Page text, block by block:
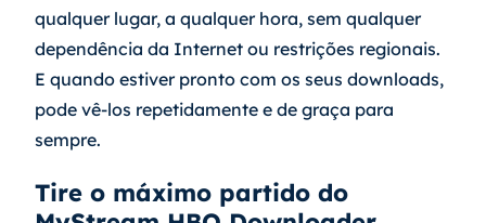
qualquer lugar, a qualquer hora, sem qualquer
dependência da Internet ou restrições regionais.
E quando estiver pronto com os seus downloads,
pode vê-los repetidamente e de graça para
sempre.
Tire o máximo partido do